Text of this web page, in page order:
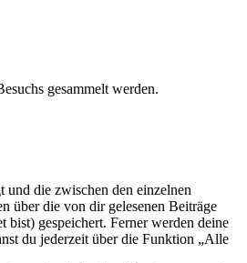
gesammelt werden.
und die zwischen den einzelnen
über die von dir gelesenen Beiträge
bist) gespeichert. Ferner werden deine
du jederzeit über die Funktion „Alle